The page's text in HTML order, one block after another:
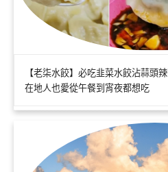
【老柒水餃】必吃韭菜水餃沾蒜頭
在地人也愛從午餐到宵夜都想吃